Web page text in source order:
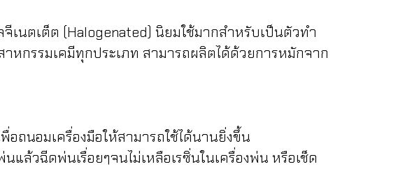
เนตเต็ต (Halogenated) นิยมใช้มากสำหรับเป็นตัวทำ
หกรรมเคมีทุกประเภท สามารถผลิตได้ด้วยการหมักจาก
อถนอมเครื่องมือให้สามารถใช้ได้นานยิ่งขึ้น
แล้วฉีดพ่นเรื่อยๆจนไม่เหลือเรซิ่นในเครื่องพ่น หรือเช็ด